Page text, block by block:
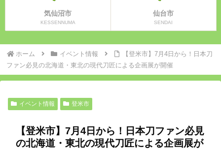
気仙沼市
KESSENNUMA
仙台市
SENDAI
ホーム イベント情報
【登米市】7月4日から！日本刀
ファン必見の北海道・東北の現代刀匠による企画展が開催
イベント情報 登米市
【登米市】7月4日から！日本刀ファン必見
の北海道・東北の現代刀匠による企画展が